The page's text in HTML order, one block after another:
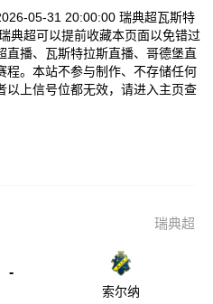
05-31 20:00:00 瑞典超瓦斯特
典超可以提前收藏本页面以免错过
直播、瓦斯特拉斯直播、哥德堡直
程。本站不参与制作、不存储任何
以上信号位都无效，请进入主页查
瑞典超
-
索尔纳